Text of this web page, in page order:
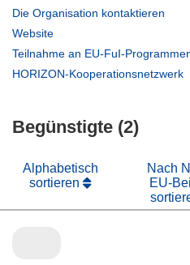
Die Organisation kontaktieren
Website
in
Fenster)
Teilnahme an EU-FuI-
HORIZON-Kooperationsnetzwerk
Begünstigte (2)
Alphabetisch
sortieren
Nach
EU-